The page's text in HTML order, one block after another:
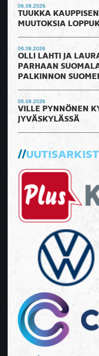
06.08.2026
TUUKKA
MUUTOKSIA
06.08.2026
OLLI LAHTI JA
PARHAAN
PALKINNON
05.08.2026
VILLE PYNNÖNEN
JYVÄSKYLÄSSÄ